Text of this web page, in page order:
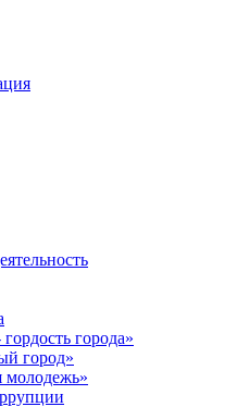
города»
город»
молодежь»